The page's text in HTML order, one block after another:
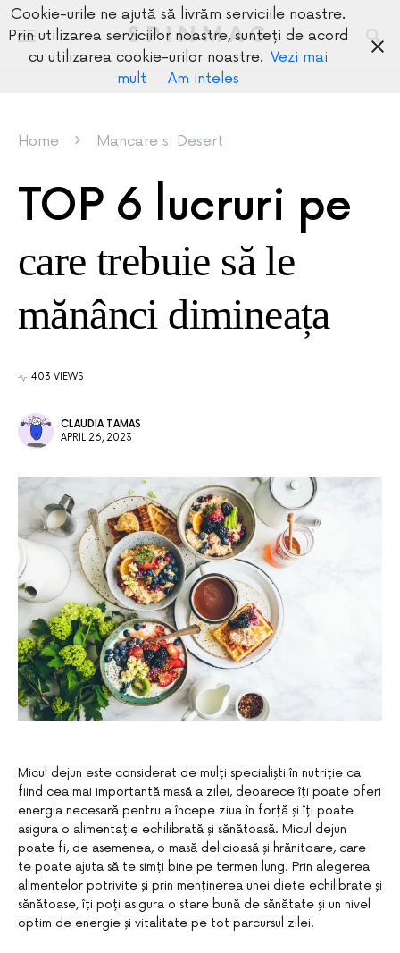
SPINMAG
Home Mancare si Desert
TOP 6 lucruri pe
care trebuie să le
mănânci dimineața
403 VIEWS
CLAUDIA TAMAS
APRIL 26, 2023
Micul dejun este considerat de mulți specialiști în nutriție ca
fiind cea mai importantă masă a zilei, deoarece îți poate oferi
energia necesară pentru a începe ziua în forță și îți poate
asigura o alimentație echilibrată și sănătoasă. Micul dejun
poate fi, de asemenea, o masă delicioasă și hrănitoare, care
te poate ajuta să te simți bine pe termen lung. Prin alegerea
alimentelor potrivite și prin menținerea unei diete echilibrate și
sănătoase, îți poți asigura o stare bună de sănătate și un nivel
optim de energie și vitalitate pe tot parcursul zilei.
Cookie-urile ne ajută să livrăm serviciile noastre.
Prin utilizarea serviciilor noastre, sunteți de acord
cu utilizarea cookie-urilor noastre. Vezi mai
mult
Am inteles